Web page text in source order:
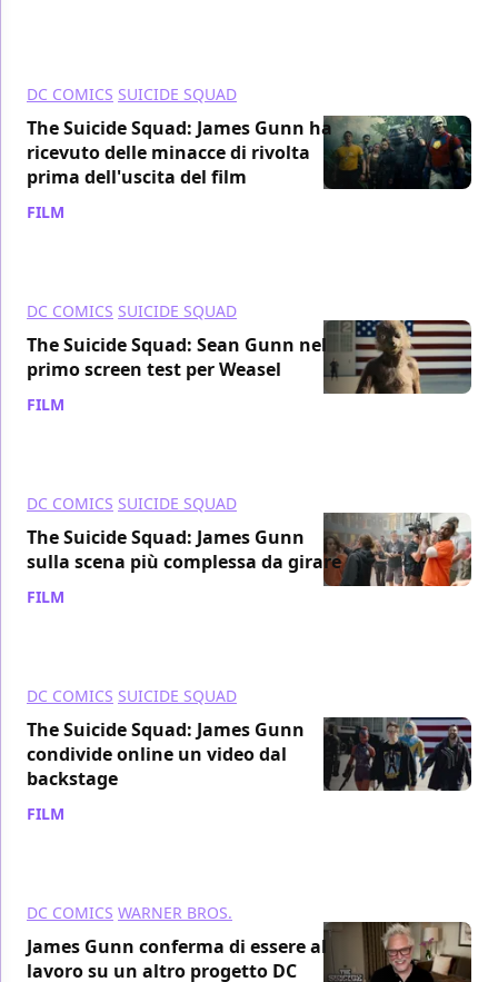
DC COMICS SUICIDE SQUAD
The Suicide Squad: James Gunn ha
ricevuto delle minacce di rivolta
prima dell'uscita del film
FILM
DC COMICS SUICIDE SQUAD
The Suicide Squad: Sean Gunn nel
primo screen test per Weasel
FILM
DC COMICS SUICIDE SQUAD
The Suicide Squad: James Gunn
sulla scena più complessa da girare
FILM
DC COMICS SUICIDE SQUAD
The Suicide Squad: James Gunn
condivide online un video dal
backstage
FILM
DC COMICS WARNER BROS.
James Gunn conferma di essere al
lavoro su un altro progetto DC